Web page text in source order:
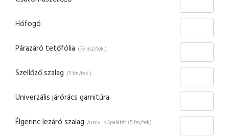
Hófogó
Párazáró tetőfólia (75 m2/tek.)
Szellőző szalag (5 fm/tek.)
Univerzális járórács garnitúra
Élgerinc lezáró szalag /univ. kúpalátét (5 fm/tek)